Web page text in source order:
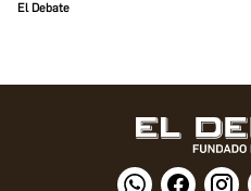
El Debate